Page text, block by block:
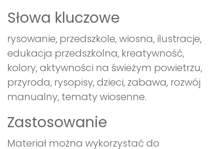
Słowa kluczowe
rysowanie, przedszkole, wiosna, ilustracje,
edukacja przedszkolna, kreatywność,
kolory, aktywności na świeżym powietrzu,
przyroda, rysopisy, dzieci, zabawa, rozwój
manualny, tematy wiosenne.
Zastosowanie
Materiał można wykorzystać do